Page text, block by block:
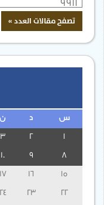
س ن
3
15
16
17
22
23
24